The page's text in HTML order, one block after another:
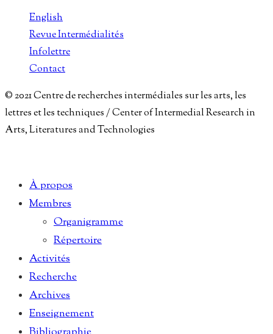
English
Revue Intermédialités
Infolettre
Contact
© 2021 Centre de recherches intermédiales sur les arts, les
lettres et les techniques / Center of Intermedial Research in
Arts, Literatures and Technologies
À propos
Membres
Organigramme
Répertoire
Activités
Recherche
Archives
Enseignement